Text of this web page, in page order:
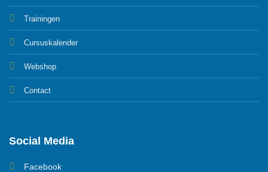
Trainingen
Cursuskalender
Webshop
Contact
Social Media
Facebook